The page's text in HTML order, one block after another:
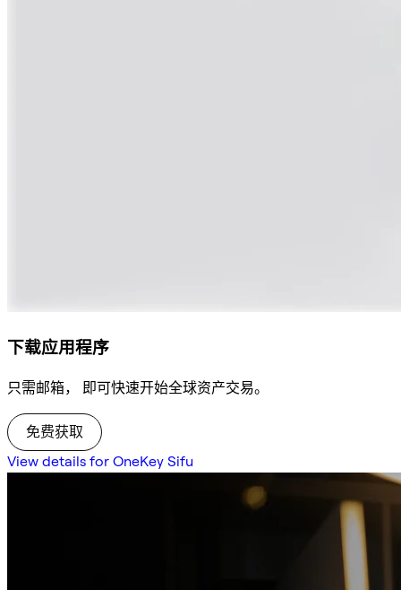
下载应用程序
只需邮箱， 即可快速开始全球资产交易。
免费获取
View details for OneKey Sifu